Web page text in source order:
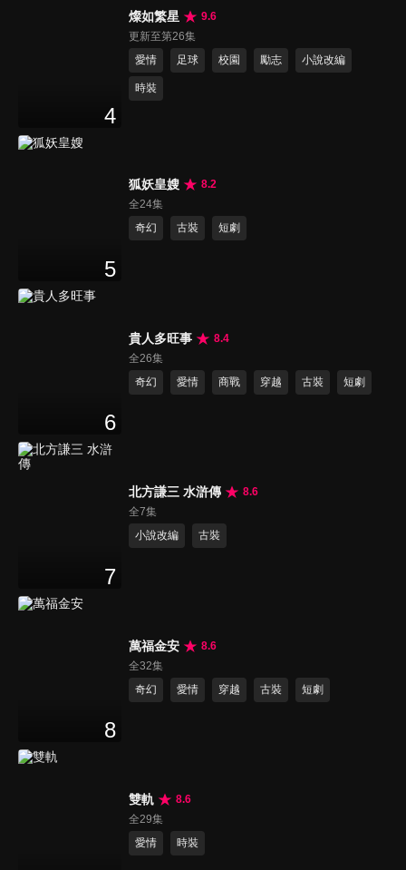
4
燦如繁星
9.6
更新至第26集
愛情
足球 校園 勵志 小說改編
時裝
5
狐妖皇嫂
8.2
全24集
奇幻
古裝 短劇
6
貴人多旺事
8.4
全26集
奇幻
愛情 商戰 穿越 古裝 短劇
7
北方謙三 水滸傳
8.6
全7集
小說改編
古裝
8
萬福金安
8.6
全32集
奇幻
愛情 穿越 古裝 短劇
雙軌
8.6
全29集
愛情
時裝